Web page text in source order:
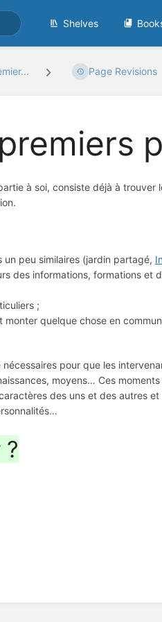
Shelves
Page Revisions
à soi, consiste déjà à trouver
peu similaires (jardin partagé,
des informations, formations et
;
quelque chose en
pour que les
moyens… Ces
des uns et des autres